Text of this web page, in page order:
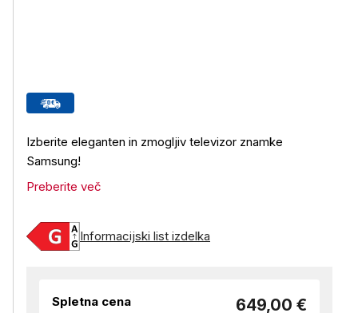
Izberite eleganten in zmogljiv televizor znamke
Samsung!
Preberite več
Informacijski list izdelka
Spletna cena 649,00 €